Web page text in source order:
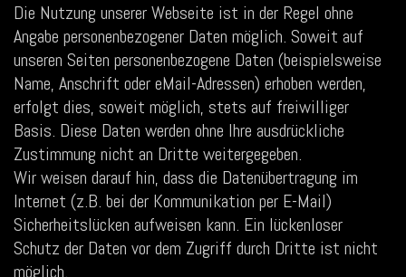
Die Nutzung unserer Webseite ist in der Regel ohne
Angabe personenbezogener Daten möglich. Soweit auf
unseren Seiten personenbezogene Daten (beispielsweise
Name, Anschrift oder eMail-Adressen) erhoben werden,
erfolgt dies, soweit möglich, stets auf freiwilliger
Basis. Diese Daten werden ohne Ihre ausdrückliche
Zustimmung nicht an Dritte weitergegeben.
Wir weisen darauf hin, dass die Datenübertragung im
Internet (z.B. bei der Kommunikation per E-Mail)
Sicherheitslücken aufweisen kann. Ein lückenloser
Schutz der Daten vor dem Zugriff durch Dritte ist nicht
möglich.